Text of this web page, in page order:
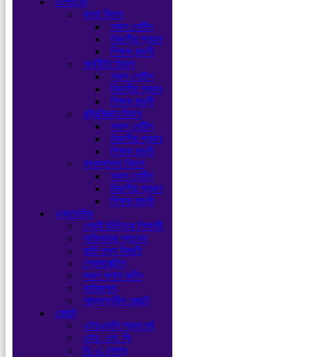
বাংলা বিভাগ
সকল নোটিশ
বিভাগীয় প্রধান
শিক্ষক মন্ডলী
অর্থনীতি বিভাগ
সকল নোটিশ
বিভাগীয় প্রধান
শিক্ষক মন্ডলী
রাষ্ট্রবিজ্ঞান বিভাগ
সকল নোটিশ
বিভাগীয় প্রধান
শিক্ষক মন্ডলী
ব্যবস্থাপনা বিভাগ
সকল নোটিশ
বিভাগীয় প্রধান
শিক্ষক মন্ডলী
একাডেমিক
শ্রেণী ভিত্তিক শিক্ষার্থী
অভিভাবক প্যানেল
ভর্তি তথ্য বিবরণী
প্রোসপেক্টাস
সকল ক্লাস রুটিন
কারিকুলাম
আভ্যন্তরীন রেজাল্ট
রেজাল্ট
এইচএসসি প্রথম বর্ষ
এইচ. এস. সি
বি. এ. (পাস)